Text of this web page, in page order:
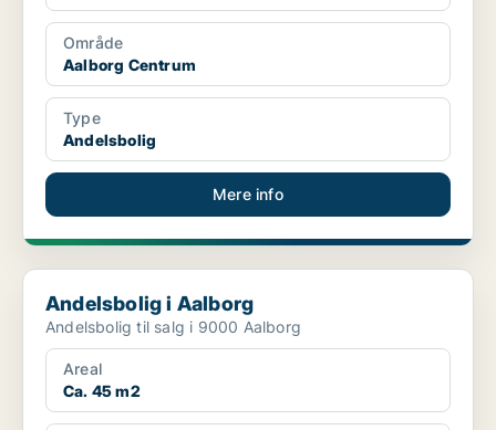
Område
Aalborg Centrum
Type
Andelsbolig
Mere info
Andelsbolig i Aalborg
Andelsbolig i Aalborg
Andelsbolig til salg i 9000 Aalborg
Areal
Ca. 45 m2